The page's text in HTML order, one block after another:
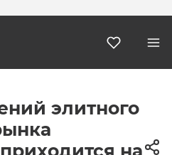
элитного
на